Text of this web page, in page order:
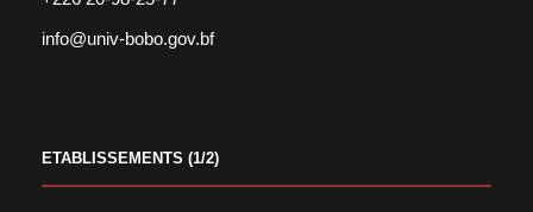
info@univ-bobo.gov.bf
ETABLISSEMENTS (1/2)